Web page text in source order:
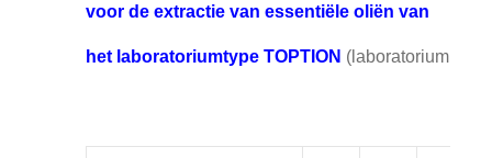
voor de extractie van essentiële oliën van
het laboratoriumtype TOPTION (laboratorium